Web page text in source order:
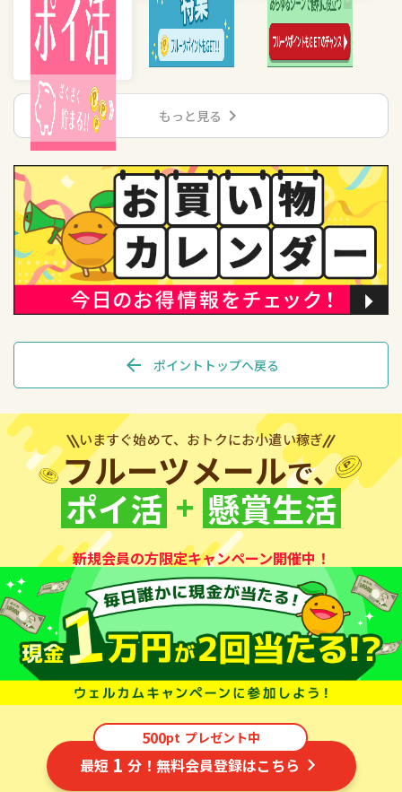
もっと見る chevron_right
arrow_back ポイントトップへ戻る
いますぐ始めて、おトクにお小遣い稼ぎ
フルーツメールで、
ポイ活 + 懸賞生活
新規会員の方限定キャンペーン開催中！
500pt プレゼント中
最短 1 分！無料会員登録はこちら